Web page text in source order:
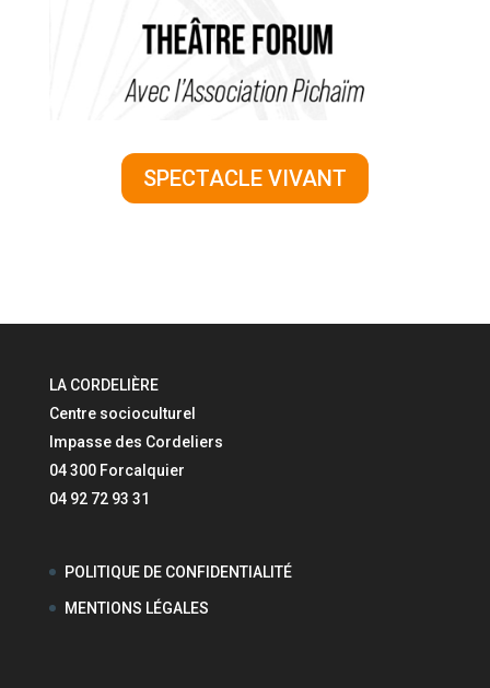
SPECTACLE VIVANT
LA CORDELIÈRE
Centre socioculturel
Impasse des Cordeliers
04 300 Forcalquier
04 92 72 93 31
POLITIQUE DE CONFIDENTIALITÉ
MENTIONS LÉGALES